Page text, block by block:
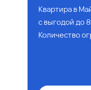
Квартира в
с выгодой до
Количество